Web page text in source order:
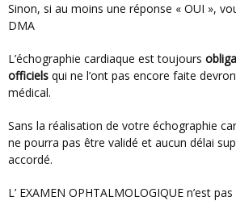
Sinon, si au moins une réponse « OUI », vous devrez fournir un
DMA
L’échographie cardiaque est toujours
officiels qui ne l’ont pas encore faite
médical.
Sans la réalisation de votre échographie cardiaque, votre dossier
ne pourra pas être validé et aucun délai
accordé.
L’ EXAMEN OPHTALMOLOGIQUE n’est pas obligatoire pour un